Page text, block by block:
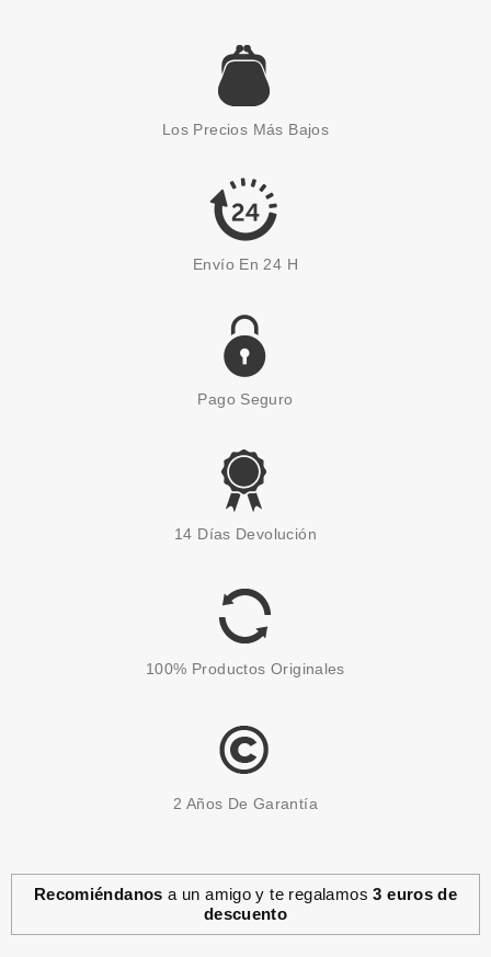
ESSENCE
ESSENCE HARLEY QUINN
PALETA DE SOMBRAS DE OJOS
02 MAD LOVE
9.25€
ESSENCE
FALSE LASH EFFECT MÄSCARA
3.63€
ESSENCE
Los Precios Más Bajos
Envío En 24 H
Pago Seguro
14 Días Devolución
100% Productos Originales
2 Años De Garantía
Recomiéndanos a un amigo y te regalamos3 euros de
descuento